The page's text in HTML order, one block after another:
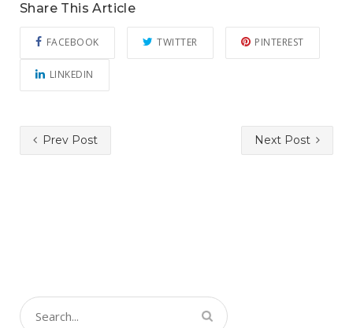
Share This Article
FACEBOOK TWITTER PINTEREST
LINKEDIN
Prev Post Next Post